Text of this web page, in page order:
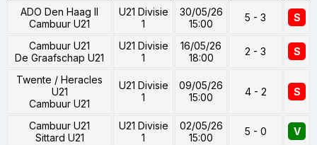
ADO Den Haag II
Cambuur U21
U21 Divisie
1
30/05/26
15:00
5 - 3 S
Cambuur U21
De Graafschap U21
U21 Divisie
1
16/05/26
18:00
2 - 3 S
Twente / Heracles
U21
Cambuur U21
U21 Divisie
1
09/05/26
15:00
4 - 2 S
Cambuur U21
Sittard U21
U21 Divisie
1
02/05/26
15:00
5 - 0 V